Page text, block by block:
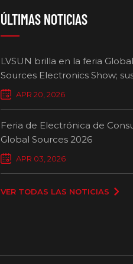
ÚLTIMAS NOTICIAS
LVSUN brilla en la feria Global
Sources Electronics Show;
cargadores multipuerto
nuevos estándares para la
APR 20, 2026
Feria de Electrónica de
Global Sources 2026
APR 03, 2026
VER TODAS LAS NOTICIAS